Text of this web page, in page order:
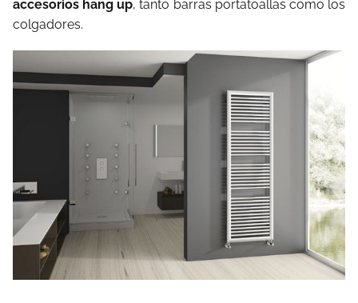
accesorios hang up, tanto barras portatoallas como los
colgadores.